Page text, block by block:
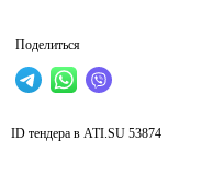
Поделиться
ID тендера в ATI.SU 53874